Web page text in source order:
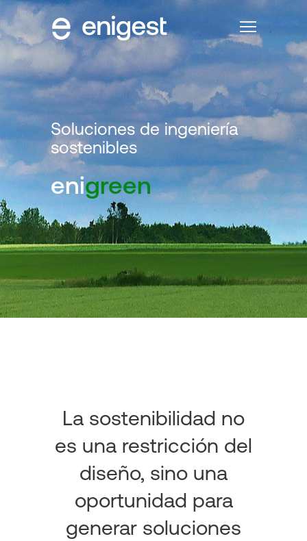
Soluciones de ingeniería
sostenibles
enigreen
La sostenibilidad no
es una restricción del
diseño, sino una
oportunidad para
generar soluciones